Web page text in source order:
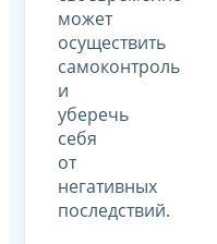
может
осуществить
самоконтроль
и
уберечь
себя
от
негативных
последствий.